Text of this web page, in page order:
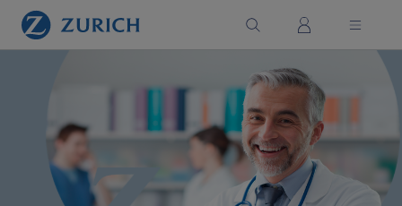
Saltar al contenido principal